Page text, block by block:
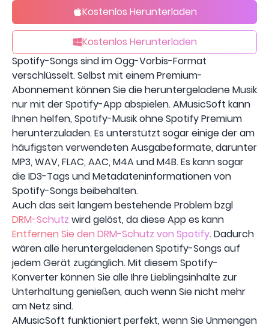
Kostenlos Herunterladen
Kostenlos Herunterladen
Spotify-Songs sind im Ogg-Vorbis-Format
verschlüsselt. Selbst mit einem Premium-
Abonnement können Sie die heruntergeladene Musik
nur mit der Spotify-App abspielen. AMusicSoft kann
Ihnen helfen, Spotify-Musik ohne Spotify Premium
herunterzuladen. Es unterstützt sogar einige der am
häufigsten verwendeten Ausgabeformate, darunter
MP3, WAV, FLAC, AAC, M4A und M4B. Es kann sogar
die ID3-Tags und Metadateninformationen von
Spotify-Songs beibehalten.
Auch das seit langem bestehende Problem bzgl
DRM-Schutz wird gelöst, da diese App es kann
Entfernen Sie den DRM-Schutz von Spotify. Dadurch
wären alle heruntergeladenen Spotify-Songs auf
jedem Gerät zugänglich. Mit diesem Spotify-
Konverter können Sie alle Ihre Lieblingsinhalte zur
Unterhaltung genießen, auch wenn Sie nicht mehr
am Netz sind.
AMusicSoft funktioniert perfekt, wenn Sie Unmengen